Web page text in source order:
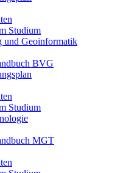
Studium
und Geoinformatik
BVG
Studium
MGT